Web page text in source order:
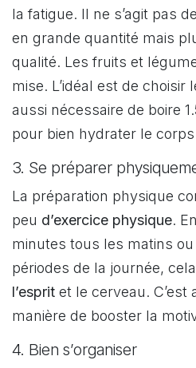
la fatigue. Il ne s’agit pas
en grande quantité mais
qualité. Les fruits et
mise. L’idéal est de
aussi nécessaire de boire
pour bien hydrater le
3. Se préparer
La préparation physique
peu d’exercice physique.
minutes tous les matins
périodes de la journée,
l’esprit et le cerveau. C’est
manière de booster la
4. Bien s’organiser